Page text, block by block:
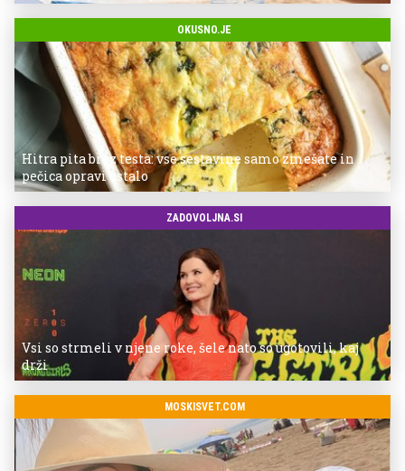
OKUSNO.JE
Hitra pita brez testa: vse sestavine samo zmešate in
pečica opravi ostalo
ZADOVOLJNA.SI
Vsi so strmeli v njene roke, šele nato so ugotovili, kaj
drži
MOSKISVET.COM